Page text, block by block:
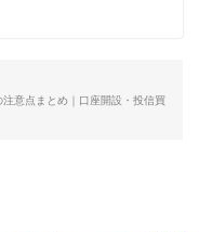
意点まとめ｜口座開設・投信買